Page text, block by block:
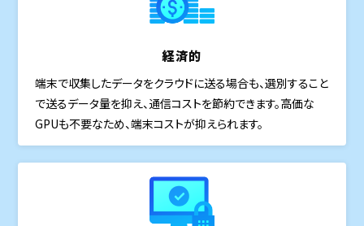
経済的
端末で収集したデータをクラウドに送る場合も、選別すること
で送るデータ量を抑え、通信コストを節約できます。高価な
GPUも不要なため、端末コストが抑えられます。